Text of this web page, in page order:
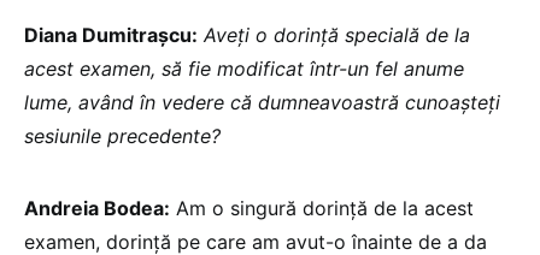
Diana Dumitrașcu: Aveți o dorință specială de la
acest examen, să fie modificat într-un fel anume
lume, având în vedere că dumneavoastră cunoașteți
sesiunile precedente?
Andreia Bodea: Am o singură dorință de la acest
examen, dorință pe care am avut-o înainte de a da